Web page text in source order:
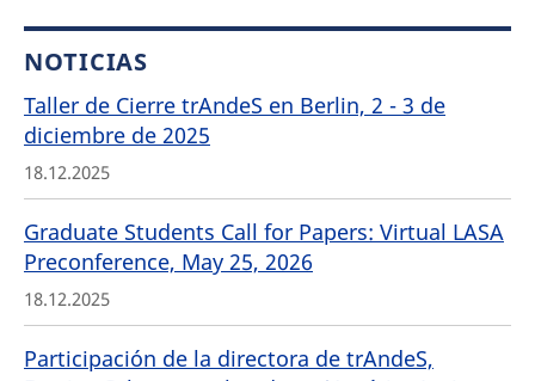
NOTICIAS
Taller de Cierre trAndeS en Berlin, 2 - 3 de
diciembre de 2025
18.12.2025
Graduate Students Call for Papers: Virtual LASA
Preconference, May 25, 2026
18.12.2025
Participación de la directora de trAndeS,